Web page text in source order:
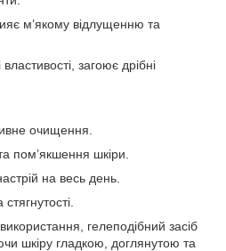
м’якому відлущенню та
загоює дрібні
очищення.
пом’якшення шкіри.
на весь день.
гелеподібний засіб
шкіру гладкою, доглянутою та